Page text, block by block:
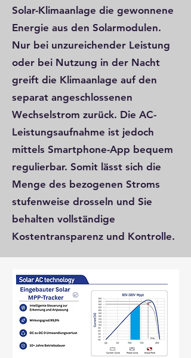
Solar-Klimaanlage die gewonnene
Energie aus den Solarmodulen.
Nur bei unzureichender Leistung
oder bei Nutzung in der Nacht
greift die Klimaanlage auf den
separat angeschlossenen
Wechselstrom zurück. Die AC-
Leistungsaufnahme ist jedoch
mittels Smartphone-App bequem
regulierbar. Somit lässt sich die
Menge des bezogenen Stroms
stufenweise drosseln und Sie
behalten vollständige
Kostentransparenz und Kontrolle.